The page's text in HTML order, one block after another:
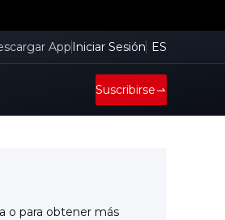
App Iniciar Sesión ES
Suscribirse
o para obtener más